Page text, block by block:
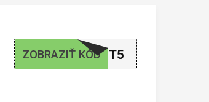
ZOBRAZIŤ KÓD
DOGNET5